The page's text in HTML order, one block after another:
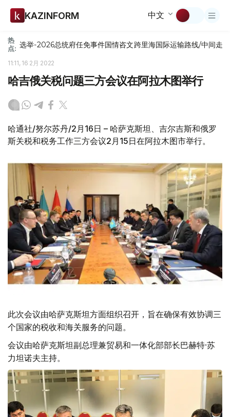
KAZINFORM 中文
热
点: 选举-2026总统府任免事件国情咨文跨里海国际运输路线/中间走廊
11:11, 16 2月 2022
哈吉俄关税问题三方会议在阿拉木图举行
哈通社/努尔苏丹/2月16日 – 哈萨克斯坦、吉尔吉斯和俄罗
斯关税和税务工作三方会议2月15日在阿拉木图市举行。
此次会议由哈萨克斯坦方面组织召开，旨在确保有效协调三
个国家的税收和海关服务的问题。
会议由哈萨克斯坦副总理兼贸易和一体化部部长巴赫特·苏
力坦诺夫主持。